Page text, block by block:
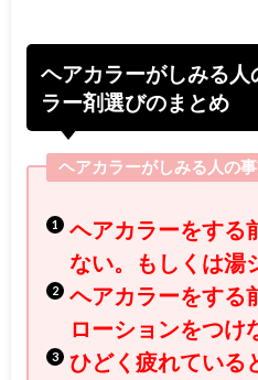
ヘアカラーがしみる人
ラー剤選びのまとめ
ヘアカラーがしみる人の
ヘアカラーをする
ない。もしくは湯
ヘアカラーをする
ローションをつけ
ひどく疲れている